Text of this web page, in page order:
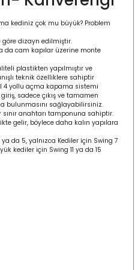
kediniz çok mu büyük? Problem
göre dizayn edilmiştir.
da cam kapılar üzerine monte
plastikten yapılmıştır ve
teknik özelliklere sahiptir
4 yollu açma kapama sistemi
sadece çıkış ve tamamen
bulunmasını sağlayabilirsiniz.
sınır anahtarı tamponuna sahiptir.
gelir, böylece daha kalın yapılara
da 5, yalnızca Kediler için Swing 7
kediler için Swing 11 ya da 15